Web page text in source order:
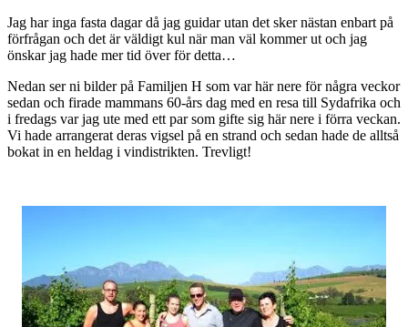
Jag har inga fasta dagar då jag guidar utan det sker nästan enbart på
förfrågan och det är väldigt kul när man väl kommer ut och jag
önskar jag hade mer tid över för detta…
Nedan ser ni bilder på Familjen H som var här nere för några veckor
sedan och firade mammans 60-års dag med en resa till Sydafrika och
i fredags var jag ute med ett par som gifte sig här nere i förra veckan.
Vi hade arrangerat deras vigsel på en strand och sedan hade de alltså
bokat in en heldag i vindistrikten. Trevligt!